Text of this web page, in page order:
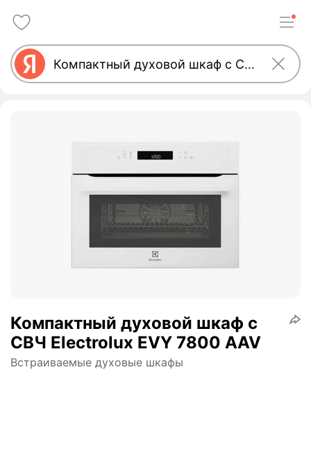
Компактный духовой шкаф с
СВЧ Electrolux EVY 7800 AAV
Встраиваемые духовые шкафы